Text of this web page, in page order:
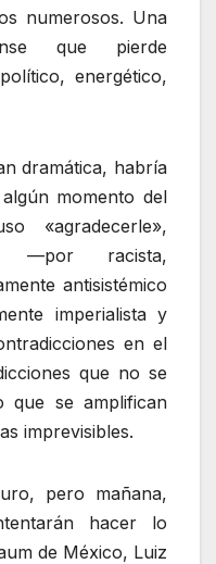
numerosos. Una
que pierde
energético,
dramática, habría
momento del
«agradecerle»,
—por racista,
antisistémico
imperialista y
en el
que no se
que se amplifican
imprevisibles.
pero mañana,
hacer lo
de México, Luiz